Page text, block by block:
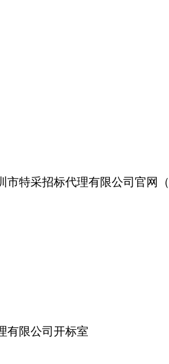
特采招标代理有限公司官网（
有限公司开标室